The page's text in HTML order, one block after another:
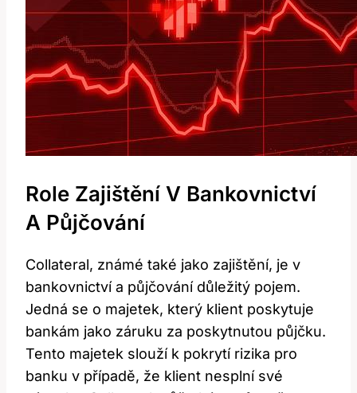
Role Zajištění V Bankovnictví
A Půjčování
Collateral, známé také jako zajištění, je v
bankovnictví a půjčování důležitý pojem.
Jedná se o majetek, který klient poskytuje
bankám jako záruku za poskytnutou půjčku.
Tento majetek slouží k pokrytí rizika pro
banku v případě, že klient nesplní své